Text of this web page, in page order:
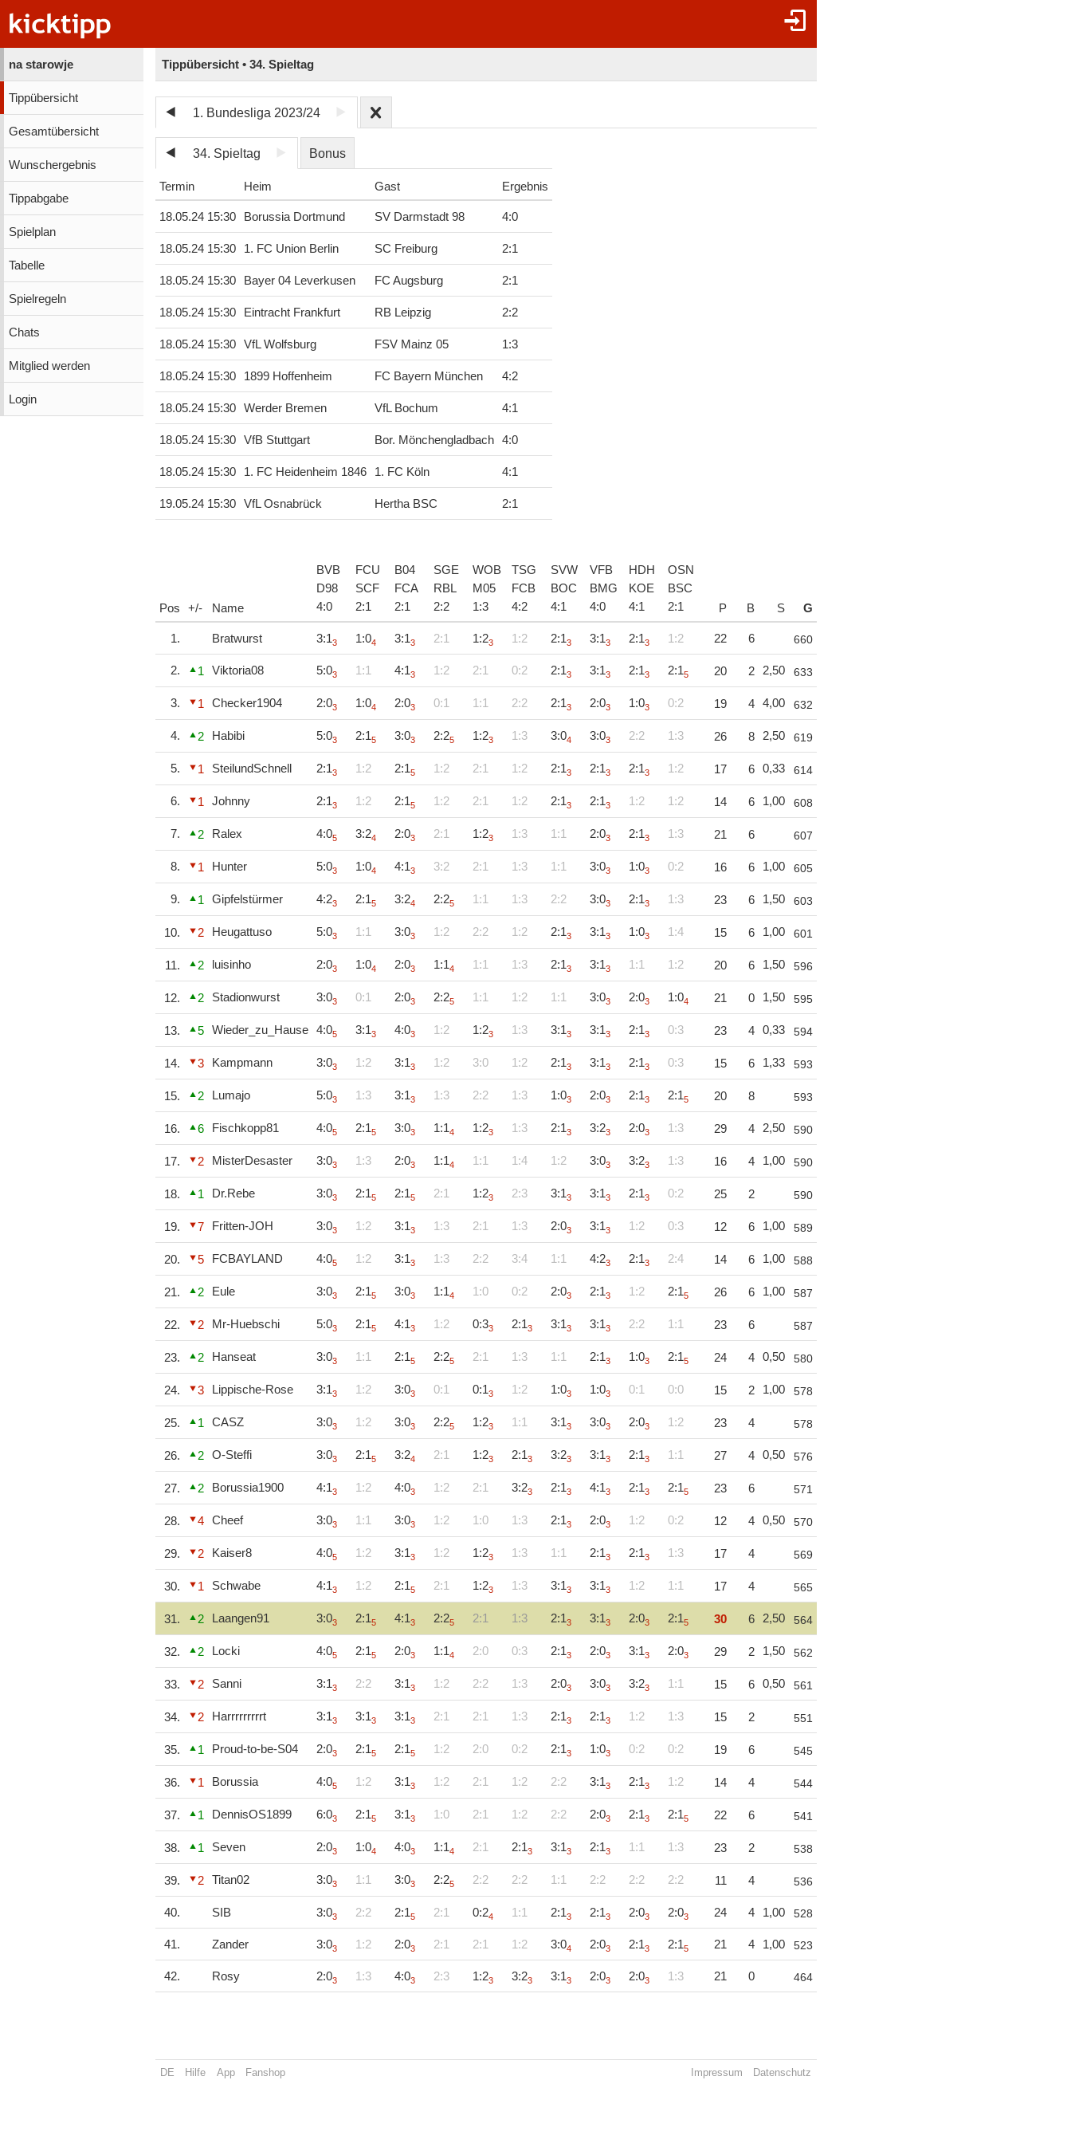
na starowje
Tippübersicht
Gesamtübersicht
Wunschergebnis
Tippabgabe
Spielplan
Tabelle
Spielregeln
Chats
Mitglied werden
Login
Tippübersicht • 34. Spieltag
1. Bundesliga 2023/24
34. Spieltag Bonus
Termin Heim Gast Ergebnis
18.05.24 15:30 Borussia Dortmund SV Darmstadt 98 4:0
18.05.24 15:30 1. FC Union Berlin SC Freiburg 2:1
18.05.24 15:30 Bayer 04 Leverkusen FC Augsburg 2:1
18.05.24 15:30 Eintracht Frankfurt RB Leipzig 2:2
18.05.24 15:30 VfL Wolfsburg FSV Mainz 05 1:3
18.05.24 15:30 1899 Hoffenheim FC Bayern München 4:2
18.05.24 15:30 Werder Bremen VfL Bochum 4:1
18.05.24 15:30 VfB Stuttgart Bor. Mönchengladbach 4:0
18.05.24 15:30 1. FC Heidenheim 1846 1. FC Köln 4:1
19.05.24 15:30 VfL Osnabrück Hertha BSC 2:1
Pos +/- Name
BVB
D98
4:0
FCU
SCF
2:1
B04
FCA
2:1
SGE
RBL
2:2
WOB
M05
1:3
TSG
FCB
4:2
SVW
BOC
4:1
VFB
BMG
4:0
HDH
KOE
4:1
OSN
BSC
2:1 P B S G
1. Bratwurst 3:13 1:04 3:13 2:1 1:23 1:2 2:13 3:13 2:13 1:2 22 6 660
2. 1 Viktoria08 5:03 1:1 4:13 1:2 2:1 0:2 2:13 3:13 2:13 2:15 20 2 2,50 633
3. 1 Checker1904 2:03 1:04 2:03 0:1 1:1 2:2 2:13 2:03 1:03 0:2 19 4 4,00 632
4. 2 Habibi 5:03 2:15 3:03 2:25 1:23 1:3 3:04 3:03 2:2 1:3 26 8 2,50 619
5. 1 SteilundSchnell 2:13 1:2 2:15 1:2 2:1 1:2 2:13 2:13 2:13 1:2 17 6 0,33 614
6. 1 Johnny 2:13 1:2 2:15 1:2 2:1 1:2 2:13 2:13 1:2 1:2 14 6 1,00 608
7. 2 Ralex 4:05 3:24 2:03 2:1 1:23 1:3 1:1 2:03 2:13 1:3 21 6 607
8. 1 Hunter 5:03 1:04 4:13 3:2 2:1 1:3 1:1 3:03 1:03 0:2 16 6 1,00 605
9. 1 Gipfelstürmer 4:23 2:15 3:24 2:25 1:1 1:3 2:2 3:03 2:13 1:3 23 6 1,50 603
10. 2 Heugattuso 5:03 1:1 3:03 1:2 2:2 1:2 2:13 3:13 1:03 1:4 15 6 1,00 601
11. 2 luisinho 2:03 1:04 2:03 1:14 1:1 1:3 2:13 3:13 1:1 1:2 20 6 1,50 596
12. 2 Stadionwurst 3:03 0:1 2:03 2:25 1:1 1:2 1:1 3:03 2:03 1:04 21 0 1,50 595
13. 5 Wieder_zu_Hause 4:05 3:13 4:03 1:2 1:23 1:3 3:13 3:13 2:13 0:3 23 4 0,33 594
14. 3 Kampmann 3:03 1:2 3:13 1:2 3:0 1:2 2:13 3:13 2:13 0:3 15 6 1,33 593
15. 2 Lumajo 5:03 1:3 3:13 1:3 2:2 1:3 1:03 2:03 2:13 2:15 20 8 593
16. 6 Fischkopp81 4:05 2:15 3:03 1:14 1:23 1:3 2:13 3:23 2:03 1:3 29 4 2,50 590
17. 2 MisterDesaster 3:03 1:3 2:03 1:14 1:1 1:4 1:2 3:03 3:23 1:3 16 4 1,00 590
18. 1 Dr.Rebe 3:03 2:15 2:15 2:1 1:23 2:3 3:13 3:13 2:13 0:2 25 2 590
19. 7 Fritten-JOH 3:03 1:2 3:13 1:3 2:1 1:3 2:03 3:13 1:2 0:3 12 6 1,00 589
20. 5 FCBAYLAND 4:05 1:2 3:13 1:3 2:2 3:4 1:1 4:23 2:13 2:4 14 6 1,00 588
21. 2 Eule 3:03 2:15 3:03 1:14 1:0 0:2 2:03 2:13 1:2 2:15 26 6 1,00 587
22. 2 Mr-Huebschi 5:03 2:15 4:13 1:2 0:33 2:13 3:13 3:13 2:2 1:1 23 6 587
23. 2 Hanseat 3:03 1:1 2:15 2:25 2:1 1:3 1:1 2:13 1:03 2:15 24 4 0,50 580
24. 3 Lippische-Rose 3:13 1:2 3:03 0:1 0:13 1:2 1:03 1:03 0:1 0:0 15 2 1,00 578
25. 1 CASZ 3:03 1:2 3:03 2:25 1:23 1:1 3:13 3:03 2:03 1:2 23 4 578
26. 2 O-Steffi 3:03 2:15 3:24 2:1 1:23 2:13 3:23 3:13 2:13 1:1 27 4 0,50 576
27. 2 Borussia1900 4:13 1:2 4:03 1:2 2:1 3:23 2:13 4:13 2:13 2:15 23 6 571
28. 4 Cheef 3:03 1:1 3:03 1:2 1:0 1:3 2:13 2:03 1:2 0:2 12 4 0,50 570
29. 2 Kaiser8 4:05 1:2 3:13 1:2 1:23 1:3 1:1 2:13 2:13 1:3 17 4 569
30. 1 Schwabe 4:13 1:2 2:15 2:1 1:23 1:3 3:13 3:13 1:2 1:1 17 4 565
31. 2 Laangen91 3:03 2:15 4:13 2:25 2:1 1:3 2:13 3:13 2:03 2:15 30 6 2,50 564
32. 2 Locki 4:05 2:15 2:03 1:14 2:0 0:3 2:13 2:03 3:13 2:03 29 2 1,50 562
33. 2 Sanni 3:13 2:2 3:13 1:2 2:2 1:3 2:03 3:03 3:23 1:1 15 6 0,50 561
34. 2 Harrrrrrrrrt 3:13 3:13 3:13 2:1 2:1 1:3 2:13 2:13 1:2 1:3 15 2 551
35. 1 Proud-to-be-S04 2:03 2:15 2:15 1:2 2:0 0:2 2:13 1:03 0:2 0:2 19 6 545
36. 1 Borussia 4:05 1:2 3:13 1:2 2:1 1:2 2:2 3:13 2:13 1:2 14 4 544
37. 1 DennisOS1899 6:03 2:15 3:13 1:0 2:1 1:2 2:2 2:03 2:13 2:15 22 6 541
38. 1 Seven 2:03 1:04 4:03 1:14 2:1 2:13 3:13 2:13 1:1 1:3 23 2 538
39. 2 Titan02 3:03 1:1 3:03 2:25 2:2 2:2 1:1 2:2 2:2 2:2 11 4 536
40. SIB 3:03 2:2 2:15 2:1 0:24 1:1 2:13 2:13 2:03 2:03 24 4 1,00 528
41. Zander 3:03 1:2 2:03 2:1 2:1 1:2 3:04 2:03 2:13 2:15 21 4 1,00 523
42. Rosy 2:03 1:3 4:03 2:3 1:23 3:23 3:13 2:03 2:03 1:3 21 0 464
DE Hilfe App Fanshop Impressum Datenschutz